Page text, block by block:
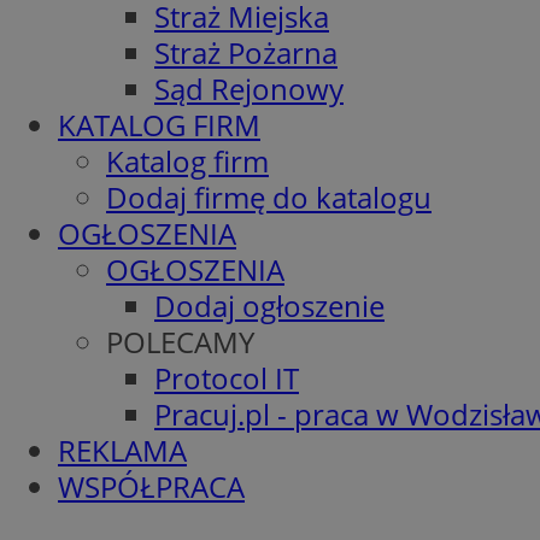
Straż Miejska
Straż Pożarna
Sąd Rejonowy
KATALOG FIRM
Katalog firm
Dodaj firmę do katalogu
OGŁOSZENIA
OGŁOSZENIA
Dodaj ogłoszenie
POLECAMY
Protocol IT
Pracuj.pl - praca w
REKLAMA
WSPÓŁPRACA